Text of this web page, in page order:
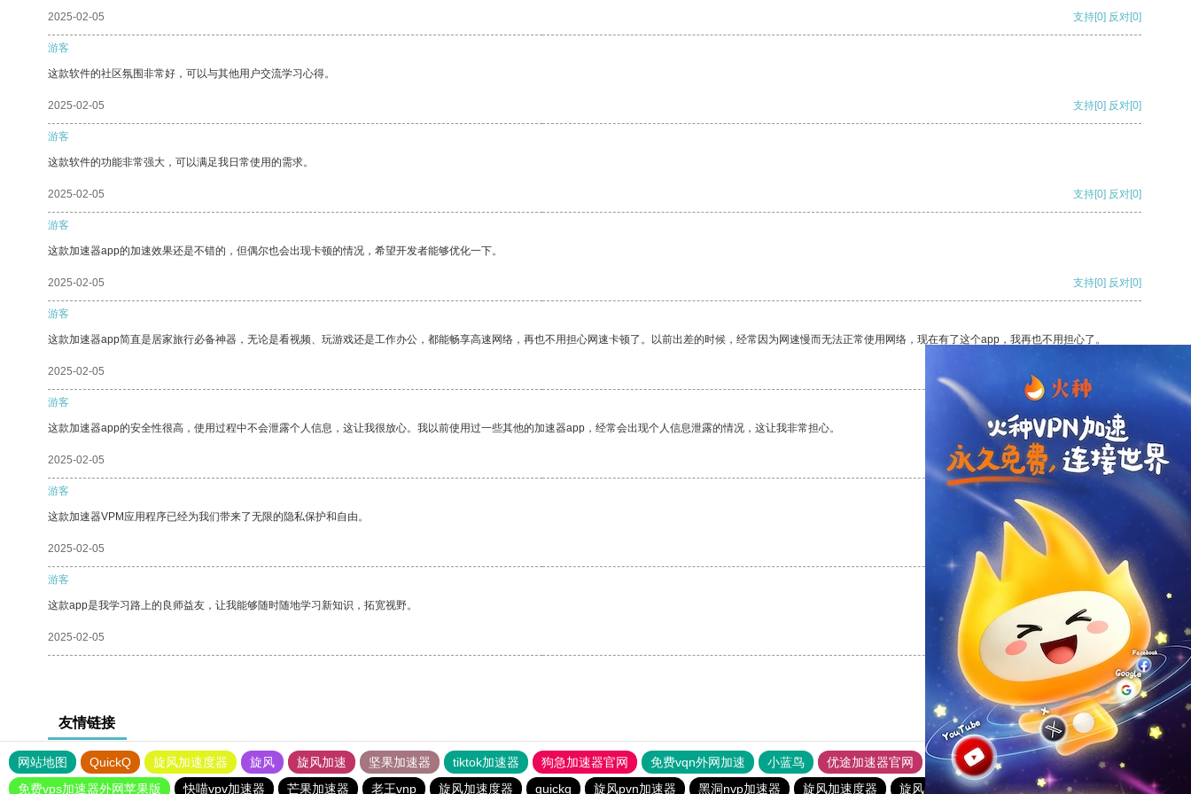
2025-02-05 支持[0] 反对[0]
游客
这款软件的社区氛围非常好，可以与其他用户交流学习心得。
2025-02-05 支持[0] 反对[0]
游客
这款软件的功能非常强大，可以满足我日常使用的需求。
2025-02-05 支持[0] 反对[0]
游客
这款加速器app的加速效果还是不错的，但偶尔也会出现卡顿的情况，希望开发者能够优化一下。
2025-02-05 支持[0] 反对[0]
游客
这款加速器app简直是居家旅行必备神器，无论是看视频、玩游戏还是工作办公，都能畅享高速网络，再也不用担心网速卡顿了。以前出差的时候，经常因为网速慢而无法正常使用网络，现在有了这个app，我再也不用担心了。
2025-02-05
游客
这款加速器app的安全性很高，使用过程中不会泄露个人信息，这让我很放心。我以前使用过一些其他的加速器app，经常会出现个人信息泄露的情况，这让我非常担心。
2025-02-05 支持 [0] 反对[0]
游客
这款加速器VPM应用程序已经为我们带来了无限的隐私保护和自由。
2025-02-05 支持[0] 反对
游客
这款app是我学习路上的良师益友，让我能够随时随地学习新知识，拓宽视野。
2025-02-05 支持[0] 反对[0]
友情链接
网站地图 QuickQ 旋风加速度器 旋风 旋风加速 坚果加速器 tiktok加速器 狗急加速器官网 免费vqn外网加速 小蓝鸟 优途加速器官网 风驰加速器 旋风加速器
八戒看书
免费vps加速器外网苹果版
快喵vpv加速器 芒果加速器 老王vnp 旋风加速度器 quickq 旋风pvn加速器 黑洞nvp加速器 旋风加速度器 旋风pvn加速器 黑豹加速器 黑洞加速